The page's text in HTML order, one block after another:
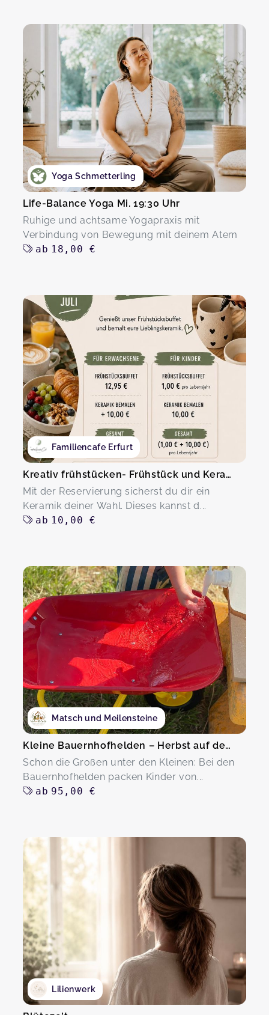
Yoga Schmetterling
Life-Balance Yoga Mi. 19:30 Uhr
Ruhige und achtsame Yogapraxis mit
Verbindung von Bewegung mit deinem Atem
ab 18,00 €
Familiencafe Erfurt
Kreativ frühstücken- Frühstück und Keramik
Mit der Reservierung sicherst du dir ein
Keramik deiner Wahl. Dieses kannst d...
ab 10,00 €
Matsch und Meilensteine
Kleine Bauernhofhelden – Herbst auf dem Hof
Schon die Großen unter den Kleinen: Bei den
Bauernhofhelden packen Kinder von...
ab 95,00 €
Lilienwerk